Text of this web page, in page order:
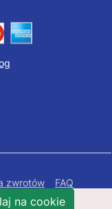
zwrotów
FAQ
Strony
na cookie